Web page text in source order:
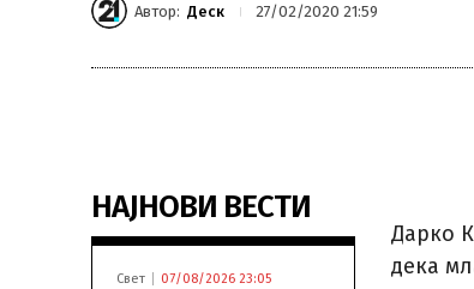
Автор: Деск 27/02/2020 21:59
НАЈНОВИ ВЕСТИ
Свет 07/08/2026 23:05
Дарко
дека